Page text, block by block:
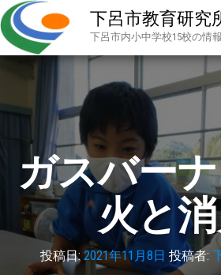
下呂市教育研究
下呂市内小中学校15校の情
ガスバー
火と
投稿日: 2021年11月8日 投稿者: